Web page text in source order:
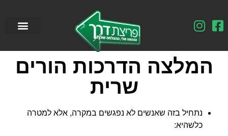
המלצה הדרכות הורים
שרית
נתחיל בזה שאנשים לא נפגשים במקרה, אלא למטרה
כלשהיא: